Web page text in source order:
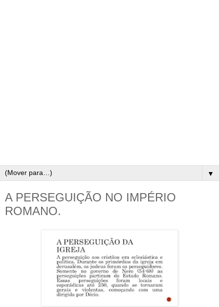
▼
A PERSEGUIÇÃO NO IMPÉRIO
ROMANO.